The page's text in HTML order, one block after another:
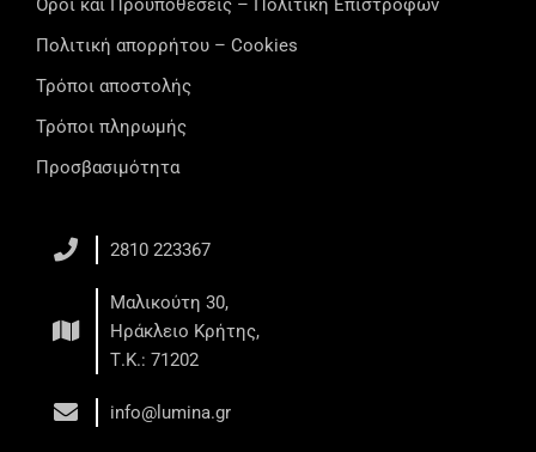
Όροι και Προϋποθέσεις – Πολιτική Επιστροφών
Πολιτική απορρήτου – Cookies
Τρόποι αποστολής
Τρόποι πληρωμής
Προσβασιμότητα
2810 223367
Μαλικούτη 30,
Ηράκλειο Κρήτης,
Τ.Κ.: 71202
info@lumina.gr